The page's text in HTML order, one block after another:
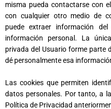
misma pueda contactarse con
con cualquier otro medio de
puede extraer información
información personal. La
privada del Usuario forme parte
dé personalmente esa
Las cookies que permiten
datos personales. Por tanto, a
Política de Privacidad